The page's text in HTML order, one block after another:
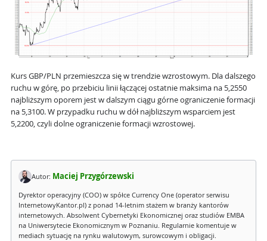
Kurs GBP/PLN przemieszcza się w trendzie wzrostowym. Dla dalszego
ruchu w górę, po przebiciu linii łączącej ostatnie maksima na 5,2550
najbliższym oporem jest w dalszym ciągu górne ograniczenie formacji
na 5,3100. W przypadku ruchu w dół najbliższym wsparciem jest
5,2200, czyli dolne ograniczenie formacji wzrostowej.
Autor: Maciej Przygórzewski
Dyrektor operacyjny (COO) w spółce Currency One (operator serwisu
InternetowyKantor.pl) z ponad 14-letnim stażem w branży kantorów
internetowych. Absolwent Cybernetyki Ekonomicznej oraz studiów EMBA
na Uniwersytecie Ekonomicznym w Poznaniu. Regularnie komentuje w
mediach sytuację na rynku walutowym, surowcowym i obligacji.